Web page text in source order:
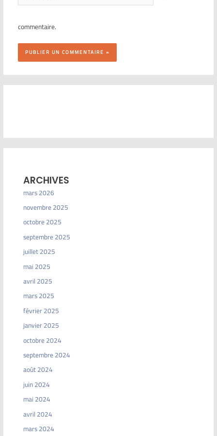
commentaire.
ARCHIVES
mars 2026
novembre 2025
octobre 2025
septembre 2025
juillet 2025
mai 2025
avril 2025
mars 2025
février 2025
janvier 2025
octobre 2024
septembre 2024
août 2024
juin 2024
mai 2024
avril 2024
mars 2024